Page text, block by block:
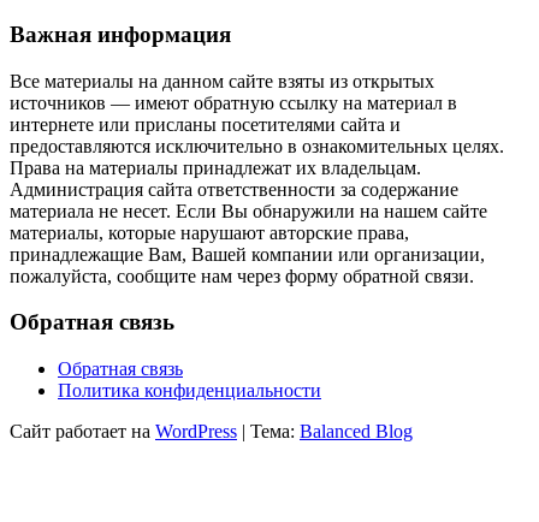
Важная информация
Все материалы на данном сайте взяты из открытых
источников — имеют обратную ссылку на материал в
интернете или присланы посетителями сайта и
предоставляются исключительно в ознакомительных целях.
Права на материалы принадлежат их владельцам.
Администрация сайта ответственности за содержание
материала не несет. Если Вы обнаружили на нашем сайте
материалы, которые нарушают авторские права,
принадлежащие Вам, Вашей компании или организации,
пожалуйста, сообщите нам через форму обратной связи.
Обратная связь
Обратная связь
Политика конфиденциальности
Сайт работает на WordPress | Тема: Balanced Blog